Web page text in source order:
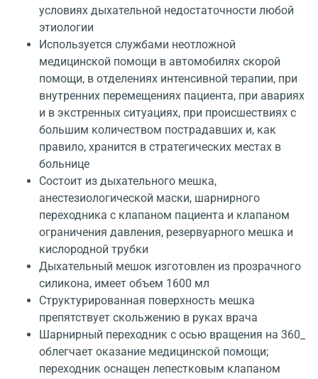
условиях дыхательной недостаточности любой
этиологии
Используется службами неотложной
медицинской помощи в автомобилях скорой
помощи, в отделениях интенсивной терапии, при
внутренних перемещениях пациента, при авариях
и в экстренных ситуациях, при происшествиях с
большим количеством пострадавших и, как
правило, хранится в стратегических местах в
больнице
Состоит из дыхательного мешка,
анестезиологической маски, шарнирного
переходника с клапаном пациента и клапаном
ограничения давления, резервуарного мешка и
кислородной трубки
Дыхательный мешок изготовлен из прозрачного
силикона, имеет объем 1600 мл
Структурированная поверхность мешка
препятствует скольжению в руках врача
Шарнирный переходник с осью вращения на 360_
облегчает оказание медицинской помощи;
переходник оснащен лепестковым клапаном